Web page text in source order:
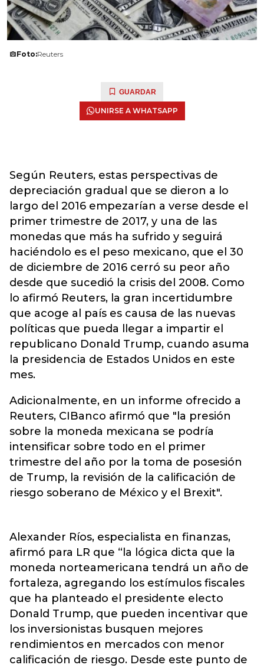
Foto:Reuters
GUARDAR
UNIRSE A WHATSAPP
Según Reuters, estas perspectivas de
depreciación gradual que se dieron a lo
largo del 2016 empezarían a verse desde el
primer trimestre de 2017, y una de las
monedas que más ha sufrido y seguirá
haciéndolo es el peso mexicano, que el 30
de diciembre de 2016 cerró su peor año
desde que sucedió la crisis del 2008. Como
lo afirmó Reuters, la gran incertidumbre
que acoge al país es causa de las nuevas
políticas que pueda llegar a impartir el
republicano Donald Trump, cuando asuma
la presidencia de Estados Unidos en este
mes.
Adicionalmente, en un informe ofrecido a
Reuters, CIBanco afirmó que "la presión
sobre la moneda mexicana se podría
intensificar sobre todo en el primer
trimestre del año por la toma de posesión
de Trump, la revisión de la calificación de
riesgo soberano de México y el Brexit".
Alexander Ríos, especialista en finanzas,
afirmó para LR que “la lógica dicta que la
moneda norteamericana tendrá un año de
fortaleza, agregando los estímulos fiscales
que ha planteado el presidente electo
Donald Trump, que pueden incentivar que
los inversionistas busquen mejores
rendimientos en mercados con menor
calificación de riesgo. Desde este punto de